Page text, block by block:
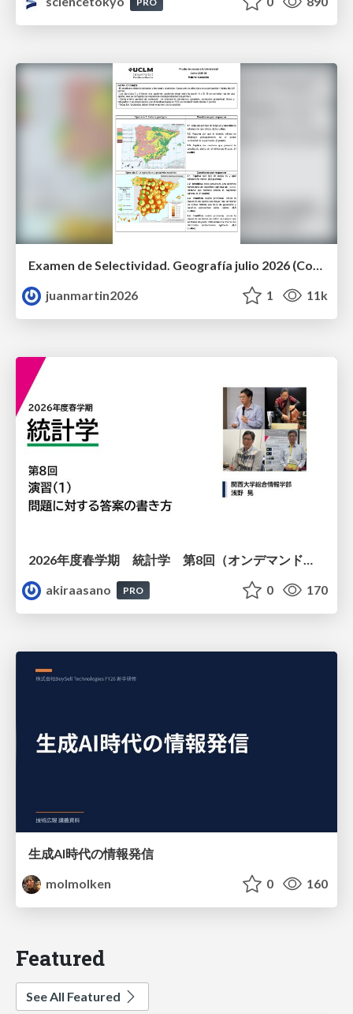
Examen de Selectividad. Geografía julio 2026 (Convocatoria Extraordinaria). UCLM
juanmartin2026
1 11k
akiraasano
PRO 0 170
生成AI時代の情報発信
molmolken
0 160
Featured
See All Featured